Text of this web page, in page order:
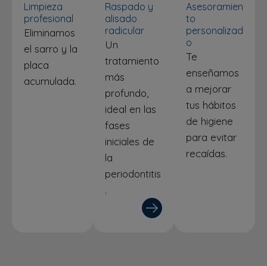
Limpieza
profesional
Eliminamos
el sarro y la
placa
acumulada.
Raspado y
alisado
radicular
Un
tratamiento
más
profundo,
ideal en las
fases
iniciales de
la
periodontitis
.
Asesoramien
to
personalizad
o
Te
enseñamos
a mejorar
tus hábitos
de higiene
para evitar
recaídas.